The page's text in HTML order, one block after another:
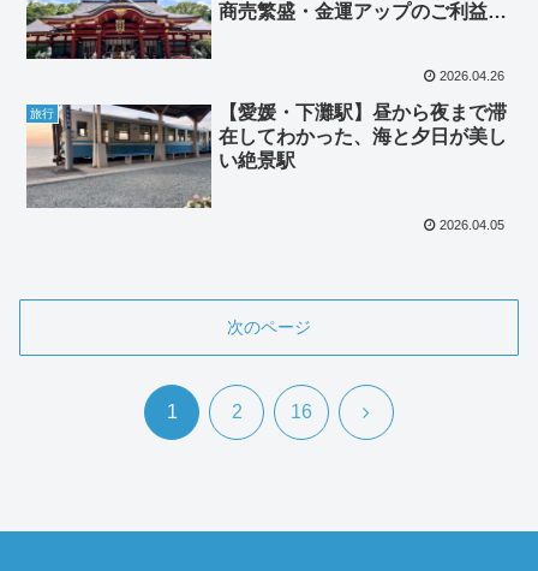
商売繁盛・金運アップのご利益で
2026.04.26
旅行
【愛媛・下灘駅】昼から夜まで滞
在してわかった、海と夕日が美し
い絶景駅
2026.04.05
次のページ
1 2 16 次